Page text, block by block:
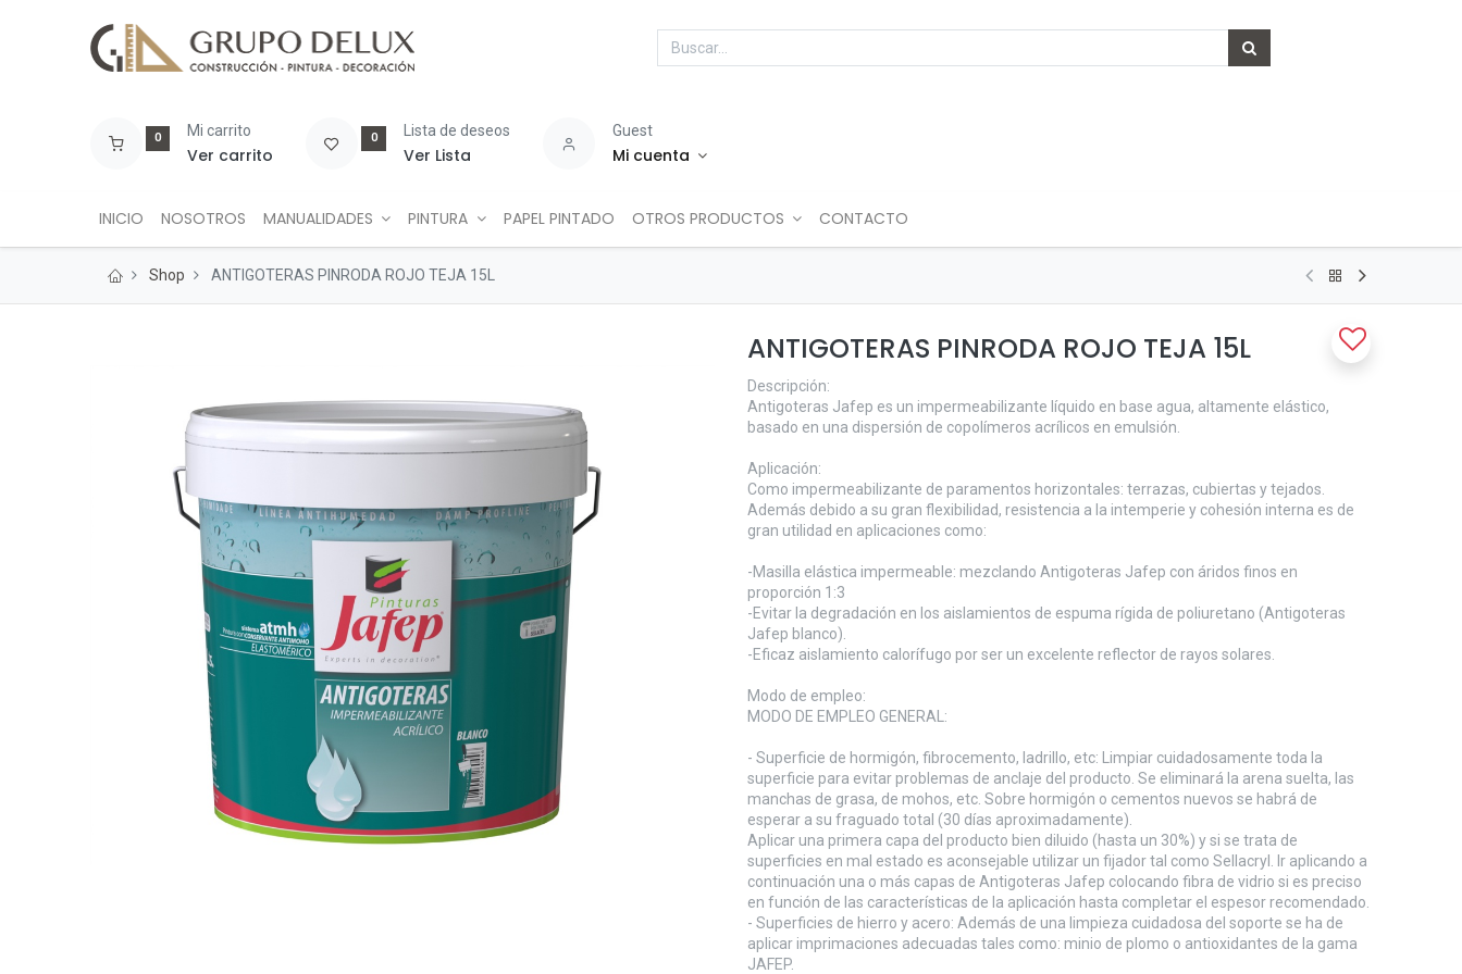
0 Mi carrito
Ver carrito
0 Lista de deseos
Ver Lista
Guest
Mi cuenta
INICIO NOSOTROS MANUALIDADES PINTURA PAPEL PINTADO OTROS PRODUCTOS CONTACTO
Shop ANTIGOTERAS PINRODA ROJO TEJA 15L
ANTIGOTERAS PINRODA ROJO TEJA 15L
Descripción:
Antigoteras Jafep es un impermeabilizante líquido en base agua, altamente elástico,
basado en una dispersión de copolímeros acrílicos en emulsión.
Aplicación:
Como impermeabilizante de paramentos horizontales: terrazas, cubiertas y tejados.
Además debido a su gran flexibilidad, resistencia a la intemperie y cohesión interna es de
gran utilidad en aplicaciones como:
-Masilla elástica impermeable: mezclando Antigoteras Jafep con áridos finos en
proporción 1:3
-Evitar la degradación en los aislamientos de espuma rígida de poliuretano (Antigoteras
Jafep blanco).
-Eficaz aislamiento calorífugo por ser un excelente reflector de rayos solares.
Modo de empleo:
MODO DE EMPLEO GENERAL:
- Superficie de hormigón, fibrocemento, ladrillo, etc: Limpiar cuidadosamente toda la
superficie para evitar problemas de anclaje del producto. Se eliminará la arena suelta, las
manchas de grasa, de mohos, etc. Sobre hormigón o cementos nuevos se habrá de
esperar a su fraguado total (30 días aproximadamente).
Aplicar una primera capa del producto bien diluido (hasta un 30%) y si se trata de
superficies en mal estado es aconsejable utilizar un fijador tal como Sellacryl. Ir aplicando a
continuación una o más capas de Antigoteras Jafep colocando fibra de vidrio si es preciso
en función de las características de la aplicación hasta completar el espesor recomendado.
- Superficies de hierro y acero: Además de una limpieza cuidadosa del soporte se ha de
aplicar imprimaciones adecuadas tales como: minio de plomo o antioxidantes de la gama
JAFEP.